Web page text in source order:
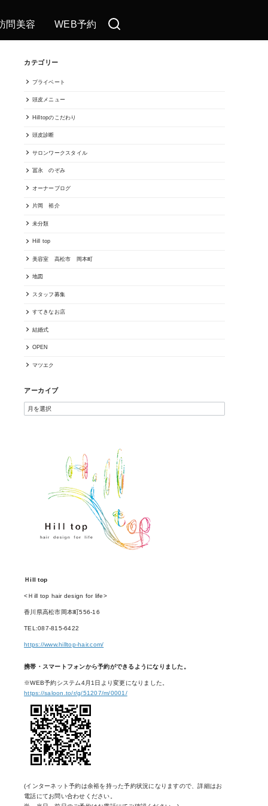
問美容 WEB予約
カテゴリー
プライベート
頭皮メニュー
Hilltopのこだわり
頭皮診断
サロンワークスタイル
冨永 のぞみ
オーナーブログ
片岡 裕介
未分類
Hill top
美容室 高松市 岡本町
地図
スタッフ募集
すてきなお店
結婚式
OPEN
マツエク
アーカイブ
Ｈill top
<Ｈill top hair design for life>
香川県高松市岡本町556-16
TEL:087-815-6422
https://www.hilltop-hair.com/
携帯・スマートフォンから予約ができるようになりました。
※WEB予約システム4月1日より変更になりました。
https://saloon.to/r/g/51207/m/0001/
(インターネット予約は余裕を持った予約状況になりますので、詳細はお
電話にてお問い合わせください。